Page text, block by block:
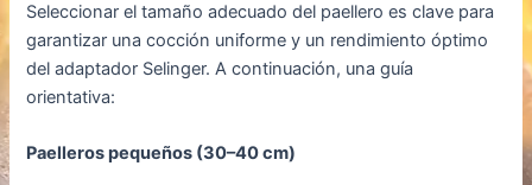
Seleccionar el tamaño adecuado del paellero es clave para
garantizar una cocción uniforme y un rendimiento óptimo
del adaptador Selinger. A continuación, una guía
orientativa:
Paelleros pequeños (30–40 cm)